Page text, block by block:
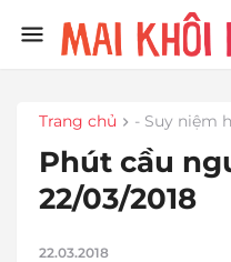
Trang chủ - Suy niệm
Phút cầu
22/03/2018
22.03.2018